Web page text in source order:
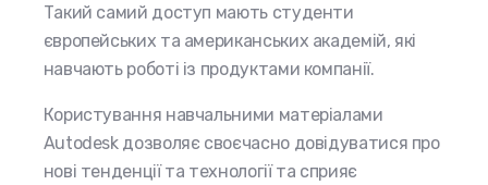
Такий самий доступ мають студенти
європейських та американських академій, які
навчають роботі із продуктами компанії.
Користування навчальними матеріалами
Autodesk дозволяє своєчасно довідуватися про
нові тенденції та технології та сприяє